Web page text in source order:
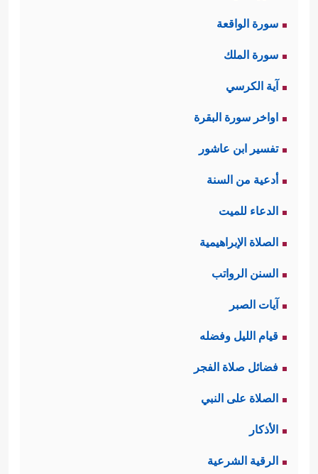
سورة الواقعة
سورة الملك
آية الكرسي
اواخر سورة البقرة
تفسير ابن عاشور
أدعية من السنة
الدعاء للميت
الصلاة الإبراهيمية
السنن الرواتب
آيات الصبر
قيام الليل وفضله
فضائل صلاة الفجر
الصلاة على النبي
الأذكار
الرقية الشرعية